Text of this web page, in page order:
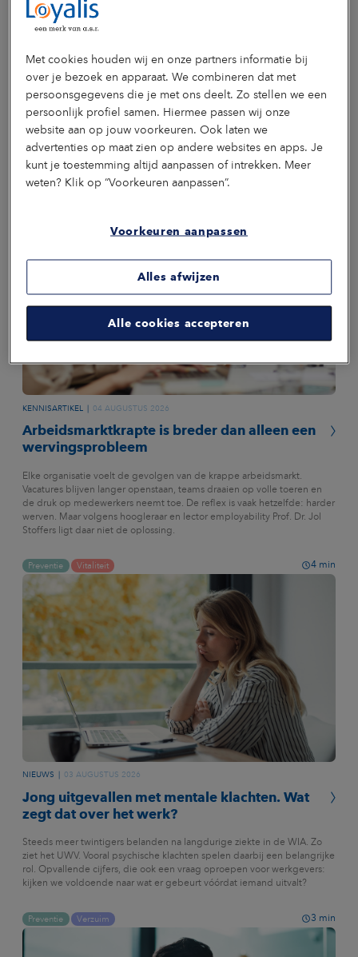
Ook interessant voor jou
Blijf op de hoogte!
Lees hier onze andere nieuwsberichten, blogs en artikelen.
Dan ben je weer helemaal op de hoogte van alles rondom
inkomen en zekerheid.
KENNISARTIKEL 04 AUGUSTUS 2026
Arbeidsmarktkrapte is breder dan alleen een
wervingsprobleem
Elke organisatie voelt de gevolgen van de krappe arbeidsmarkt.
Vacatures blijven langer openstaan, teams draaien op volle toeren en
de druk op medewerkers neemt toe. De reflex is vaak hetzelfde: harder
werven. Maar volgens hoogleraar en lector employability Prof. Dr. Jol
Stoffers ligt daar niet de oplossing.
Preventie Vitaliteit 4 min
NIEUWS 03 AUGUSTUS 2026
Jong uitgevallen met mentale klachten. Wat
zegt dat over het werk?
Steeds meer twintigers belanden na langdurige ziekte in de WIA. Zo
ziet het UWV. Vooral psychische klachten spelen daarbij een belangrijke
rol. Opvallende cijfers, die ook een vraag oproepen voor werkgevers:
kijken we voldoende naar wat er gebeurt vóórdat iemand uitvalt?
Preventie Verzuim 3 min
Met cookies houden wij en onze partners informatie bij
over je bezoek en apparaat. We combineren dat met
persoonsgegevens die je met ons deelt. Zo stellen we een
persoonlijk profiel samen. Hiermee passen wij onze
website aan op jouw voorkeuren. Ook laten we
advertenties op maat zien op andere websites en apps. Je
kunt je toestemming altijd aanpassen of intrekken. Meer
weten? Klik op “Voorkeuren aanpassen”.
Voorkeuren aanpassen
Alles afwijzen
Alle cookies accepteren